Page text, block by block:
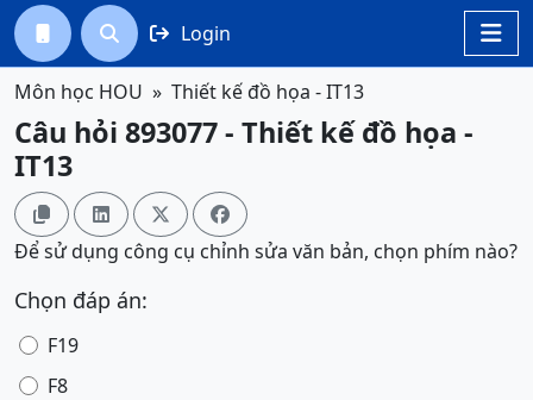

  Login
Môn học HOU Thiết kế đồ họa - IT13
Câu hỏi 893077 - Thiết kế đồ họa -
IT13
   
Để sử dụng công cụ chỉnh sửa văn bản, chọn phím nào?
Chọn đáp án:
F19
F8